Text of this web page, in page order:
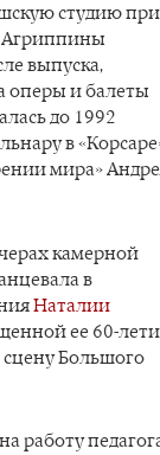
студию при
Агриппины
выпуска,
оперы и балеты
до 1992
в
мира»
камерной
в
Наталии
ее 60-
Большого
работу